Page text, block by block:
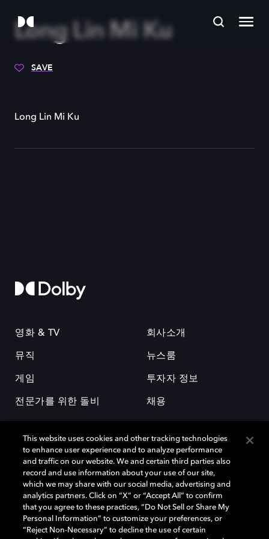
Long Lin Mi Ku
SAVE
Long Lin Mi Ku
영화 & TV
뮤직
게임
전문가를 위한 돌비
회사소개
뉴스룸
투자자 정보
채용
돌비(Dolby)와 double-D 심볼은 미국 및 기타 국가 돌비래버러토리스
(Dolby Laboratories, Inc.)의 등록 및 미등록 상표이다. 그 밖에 다른 자료에
기재된 상표는 해당 상표 소유권자의 등록상표로 유지된다. © 2025 Dolby
Laboratories, Inc. All rights reserved.
This website uses cookies and other tracking technologies
to enhance user experience and to analyze performance
and traffic on our website. We and certain third parties also
record and use information about your use of our site,
which we may share with our social media, advertising and
analytics partners. Click on “X” or “Accept All” to confirm
that you agree to these practices, “Do Not Sell or Share My
Personal Information” to customize your preferences, or
“Reject Non-Necessary” to decline the use of certain